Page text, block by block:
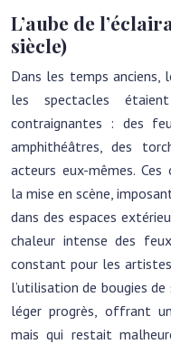
L’aube de
siècle)
Dans les temps anciens,
les spectacles
contraignantes : des
amphithéâtres, des
acteurs eux-mêmes.
la mise en scène,
dans des espaces
chaleur intense des
constant pour les
l’utilisation de bougies
léger progrès, offrant
mais qui restait